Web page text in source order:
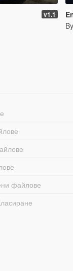
v1.1
By
файлове